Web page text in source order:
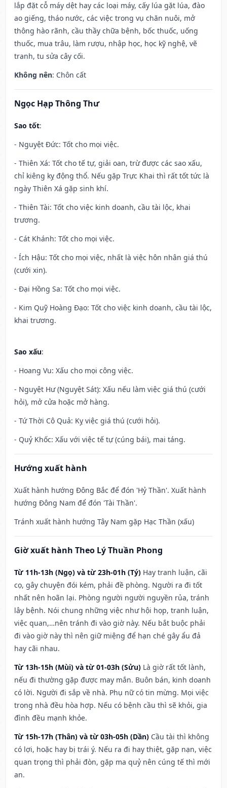
lắp đặt cỗ máy dệt hay các loại máy, cấy lúa gặt lúa, đào
ao giếng, tháo nước, các việc trong vụ chăn nuôi, mở
thông hào rãnh, cầu thầy chữa bệnh, bốc thuốc, uống
thuốc, mua trâu, làm rượu, nhập học, học kỹ nghệ, vẽ
tranh, tu sửa cây cối.
Không nên: Chôn cất
Ngọc Hạp Thông Thư
Sao tốt:
- Nguyệt Đức: Tốt cho mọi việc.
- Thiên Xá: Tốt cho tế tự, giải oan, trừ được các sao xấu,
chỉ kiêng kỵ động thổ. Nếu gặp Trực Khai thì rất tốt tức là
ngày Thiên Xá gặp sinh khí.
- Thiên Tài: Tốt cho việc kinh doanh, cầu tài lộc, khai
trương.
- Cát Khánh: Tốt cho mọi việc.
- Ích Hậu: Tốt cho mọi việc, nhất là việc hôn nhân giá thú
(cưới xin).
- Đại Hồng Sa: Tốt cho mọi việc.
- Kim Quỹ Hoàng Đạo: Tốt cho việc kinh doanh, cầu tài lộc,
khai trương.
Sao xấu:
- Hoang Vu: Xấu cho mọi công việc.
- Nguyệt Hư (Nguyệt Sát): Xấu nếu làm việc giá thú (cưới
hỏi), mở cửa hoặc mở hàng.
- Tứ Thời Cô Quả: Kỵ việc giá thú (cưới hỏi).
- Quỷ Khốc: Xấu với việc tế tự (cúng bái), mai táng.
Hướng xuất hành
Xuất hành hướng Đông Bắc để đón 'Hỷ Thần'. Xuất hành
hướng Đông Nam để đón 'Tài Thần'.
Tránh xuất hành hướng Tây Nam gặp Hạc Thần (xấu)
Giờ xuất hành Theo Lý Thuần Phong
Từ 11h-13h (Ngọ) và từ 23h-01h (Tý) Hay tranh luận, cãi
cọ, gây chuyện đói kém, phải đề phòng. Người ra đi tốt
nhất nên hoãn lại. Phòng người người nguyền rủa, tránh
lây bệnh. Nói chung những việc như hội họp, tranh luận,
việc quan,…nên tránh đi vào giờ này. Nếu bắt buộc phải
đi vào giờ này thì nên giữ miệng để hạn ché gây ẩu đả
hay cãi nhau.
Từ 13h-15h (Mùi) và từ 01-03h (Sửu) Là giờ rất tốt lành,
nếu đi thường gặp được may mắn. Buôn bán, kinh doanh
có lời. Người đi sắp về nhà. Phụ nữ có tin mừng. Mọi việc
trong nhà đều hòa hợp. Nếu có bệnh cầu thì sẽ khỏi, gia
đình đều mạnh khỏe.
Từ 15h-17h (Thân) và từ 03h-05h (Dần) Cầu tài thì không
có lợi, hoặc hay bị trái ý. Nếu ra đi hay thiệt, gặp nạn, việc
quan trọng thì phải đòn, gặp ma quỷ nên cúng tế thì mới
an.